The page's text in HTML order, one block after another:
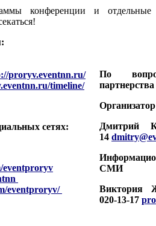
конференции и отдельные
proryv.eventnn.ru/
timeline/
сетях:
eventproryv
eventproryv/
По
Организатор
Дмитрий
14
СМИ
Виктория
020-13-17